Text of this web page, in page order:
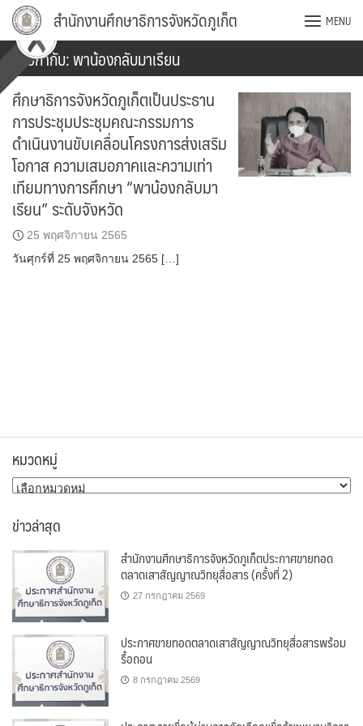
Skip
content
สำนักงานศึกษาธิการจังหวัดภูเก็ต MENU
ป้ายกำกับ:พาน้องกลับมาเรียน
ศึกษาธิการจังหวัดภูเก็ตเป็นประธาน
การประชุมประชุมคณะกรรมการ
ดำเนินงานขับเคลื่อนโครงการส่งเสริม
โอกาส ความเสมอภาคและความเท่า
เทียมทางการศึกษา “พาน้องกลับมา
เรียน” ระดับจังหวัด
25 พฤศจิกายน 2565
วันศุกร์ที่ 25 พฤศจิกายน 2565 […]
หมวดหมู่
หมวด
ข่าวล่าสุด
สำนักงานศึกษาธิการจังหวัดภูเก็ตประกาศขายทอด
ตลาดเสาสัญญาณวิทยุสื่อสาร (ครั้งที่ 2)
27 กรกฎาคม 2569
ประกาศขายทอดตลาดเสาสัญญาณวิทยุสื่อสารพร้อม
รื้อถอน
8 กรกฎาคม 2569